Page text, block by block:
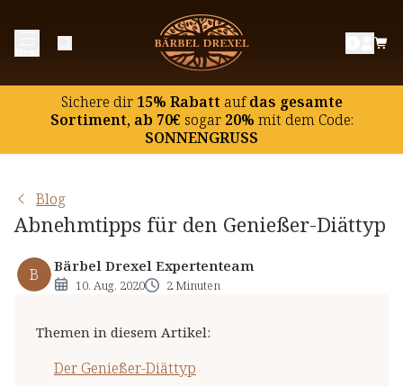
Sichere dir15% Rabatt aufdas gesamte
Sortiment, ab 70€ sogar20% mit dem Code:
SONNENGRUSS
Blog
Abnehmtipps für den Genießer-Diättyp
B Bärbel Drexel Expertenteam
10. Aug. 2020 2 Minuten
Themen in diesem Artikel:
Der Genießer-Diättyp
Der Genießer-Diättyp
Abnehmtipp: Unterstützen Sie die körpereigene
Fettverwertung und das Sättigungsgefühl
Extra-Tipp: Hungergefühl natürlich reduzieren